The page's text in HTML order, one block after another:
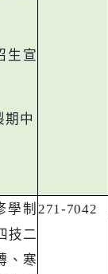
生宣
期中
學制
技二
、寒
271-7042